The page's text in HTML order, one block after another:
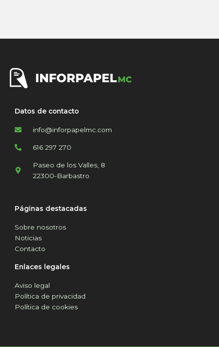
Datos de contacto
info@inforpapelmc.com
616 297 270
Paseo de los Valles, 8
22300-Barbastro
Páginas destacadas
Sobre nosotros
Noticias
Contacto
Enlaces legales
Aviso legal
Política de privacidad
Política de cookies